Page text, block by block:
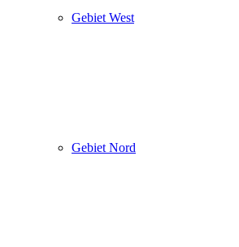
Gebiet West
Gebiet Nord